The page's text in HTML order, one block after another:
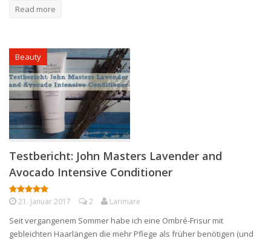
Read more
Beauty
Testbericht: John Masters Lavender and
Avocado Intensive Conditioner
21. Januar 2017 2 Larimare
Seit vergangenem Sommer habe ich eine Ombré-Frisur mit
gebleichten Haarlängen die mehr Pflege als früher benötigen (und